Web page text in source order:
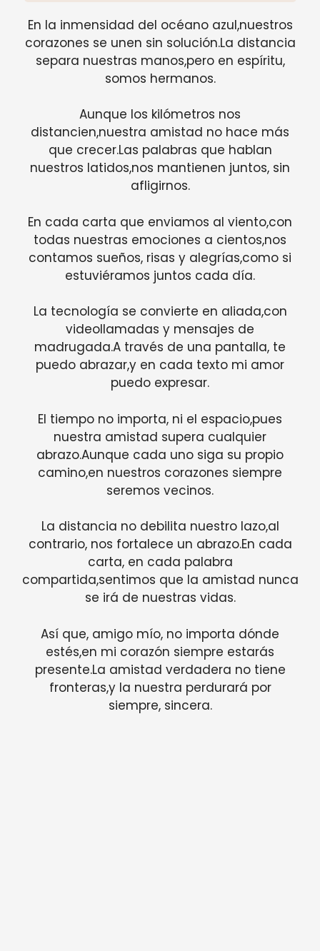
En la inmensidad del océano azul,nuestros
corazones se unen sin solución.La distancia
separa nuestras manos,pero en espíritu,
somos hermanos.
Aunque los kilómetros nos
distancien,nuestra amistad no hace más
que crecer.Las palabras que hablan
nuestros latidos,nos mantienen juntos, sin
afligirnos.
En cada carta que enviamos al viento,con
todas nuestras emociones a cientos,nos
contamos sueños, risas y alegrías,como si
estuviéramos juntos cada día.
La tecnología se convierte en aliada,con
videollamadas y mensajes de
madrugada.A través de una pantalla, te
puedo abrazar,y en cada texto mi amor
puedo expresar.
El tiempo no importa, ni el espacio,pues
nuestra amistad supera cualquier
abrazo.Aunque cada uno siga su propio
camino,en nuestros corazones siempre
seremos vecinos.
La distancia no debilita nuestro lazo,al
contrario, nos fortalece un abrazo.En cada
carta, en cada palabra
compartida,sentimos que la amistad nunca
se irá de nuestras vidas.
Así que, amigo mío, no importa dónde
estés,en mi corazón siempre estarás
presente.La amistad verdadera no tiene
fronteras,y la nuestra perdurará por
siempre, sincera.